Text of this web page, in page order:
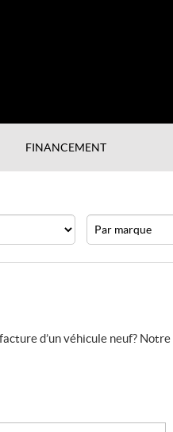
FINANCEMENT
d’un véhicule neuf? Notre